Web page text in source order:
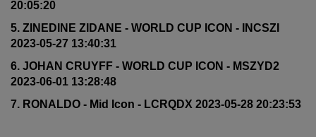
20:05:20
5. ZINEDINE ZIDANE - WORLD CUP ICON - INCSZI
2023-05-27 13:40:31
6. JOHAN CRUYFF - WORLD CUP ICON - MSZYD2
2023-06-01 13:28:48
7. RONALDO - Mid Icon - LCRQDX 2023-05-28 20:23:53